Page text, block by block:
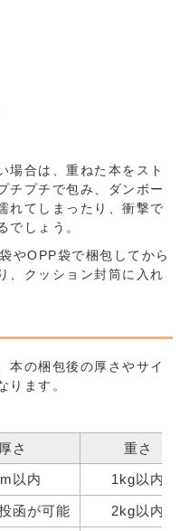
場合は、重ねた本をスト
チプチで包み、ダンボー
れてしまったり、衝撃で
でしょう。
やOPP袋で梱包してから
、クッション封筒に入れ
本の梱包後の厚さやサイ
ります。
厚さ
重さ
以内 1kg以内
函が可能 2kg以内